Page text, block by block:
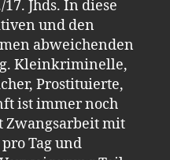
Jhds. In diese
und den
abweichenden
Kleinkriminelle,
Prostituierte,
ist immer noch
Zwangsarbeit mit
Tag und